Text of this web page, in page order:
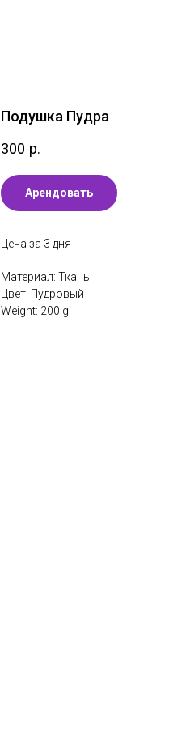
Подушка Пудра
300 р.
Арендовать
Цена за 3 дня
Материал: Ткань
Цвет: Пудровый
Weight: 200 g